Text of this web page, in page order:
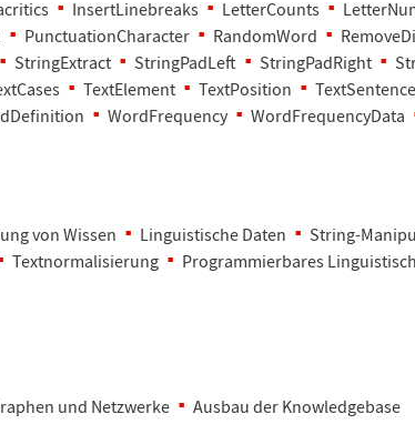
InsertLinebreaks LetterCounts
PunctuationCharacter RandomWord
StringExtract StringPadLeft StringPadRight
TextElement TextPosition
WordFrequency WordFrequencyData
von Wissen Linguistische Daten String-
Textnormalisierung
Programmierbares
und Netzwerke Ausbau der Knowledgebase